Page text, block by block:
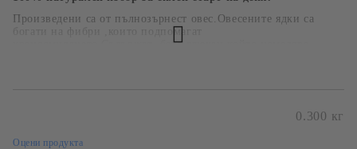
Произведени са от пълнозърнест овес.Овесените ядки са
богати на фибри ,които подпомагат
храносмилането.Съдържат бета-глюкан,който намалява
Безплатна доставка при поръчка над 60лв и до0.300 кг
Оцени продукта